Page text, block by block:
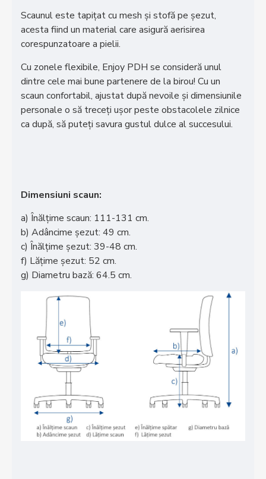
Scaunul este tapițat cu mesh și stofă pe șezut,
acesta fiind un material care asigură aerisirea
corespunzatoare a pielii.
Cu zonele flexibile, Enjoy PDH se consideră unul
dintre cele mai bune partenere de la birou! Cu un
scaun confortabil, ajustat după nevoile și dimensiunile
personale o să treceți ușor peste obstacolele zilnice
ca după, să puteți savura gustul dulce al succesului.
Dimensiuni scaun:
a) Înălțime scaun: 111-131 cm.
b) Adâncime șezut: 49 cm.
c) Înălțime șezut: 39-48 cm.
f) Lățime șezut: 52 cm.
g) Diametru bază: 64.5 cm.